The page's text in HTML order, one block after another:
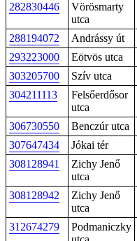
282830446
Vörösmarty
utca
288194072 Andrássy út
293223000
Eötvös utca
303205700
Szív utca
304211113
Felsőerdősor
utca
306730550 Benczúr utca
307647434
Jókai tér
308128941
Zichy Jenő
utca
308128942
Zichy Jenő
utca
312674279
Podmaniczky